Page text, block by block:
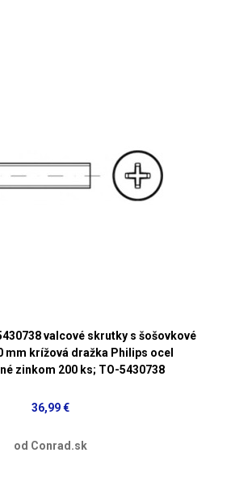
valcové skrutky s šošovkové
mm krížová dražka Philips ocel
zinkom 200 ks; TO-5430738
36,99 €
od Conrad.sk